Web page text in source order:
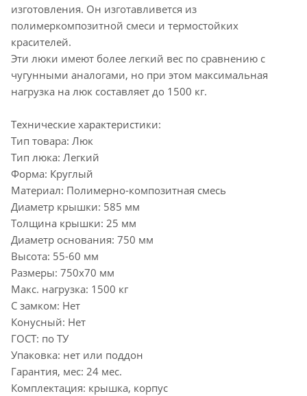
изготовления. Он изготавливется из
полимеркомпозитной смеси и термостойких
красителей.
Эти люки имеют более легкий вес по сравнению с
чугунными аналогами, но при этом максимальная
нагрузка на люк составляет до 1500 кг.
Технические характеристики:
Тип товара: Люк
Тип люка: Легкий
Форма: Круглый
Материал: Полимерно-композитная смесь
Диаметр крышки: 585 мм
Толщина крышки: 25 мм
Диаметр основания: 750 мм
Высота: 55-60 мм
Размеры: 750х70 мм
Макс. нагрузка: 1500 кг
С замком: Нет
Конусный: Нет
ГОСТ: по ТУ
Упаковка: нет или поддон
Гарантия, мес: 24 мес.
Комплектация: крышка, корпус